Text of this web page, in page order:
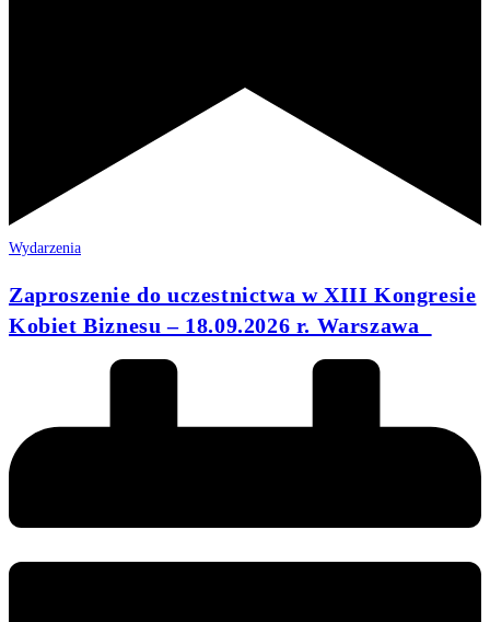
Wydarzenia
Zaproszenie do uczestnictwa w XIII Kongresie
Kobiet Biznesu – 18.09.2026 r. Warszawa